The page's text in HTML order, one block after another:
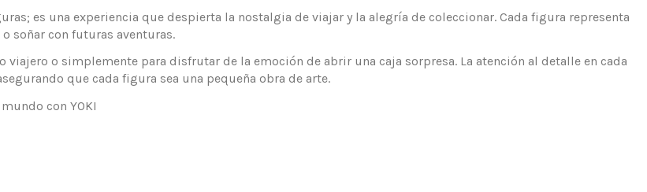
es una experiencia que despierta la nostalgia de viajar y la alegría de coleccionar. Cada figura representa
soñar con futuras aventuras.
o simplemente para disfrutar de la emoción de abrir una caja sorpresa. La atención al detalle en cada
que cada figura sea una pequeña obra de arte.
con YOKI